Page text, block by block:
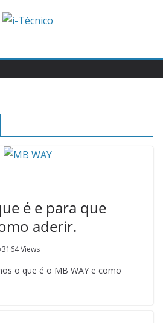
é e para que
aderir.
3164 Views
o que é o MB WAY e como